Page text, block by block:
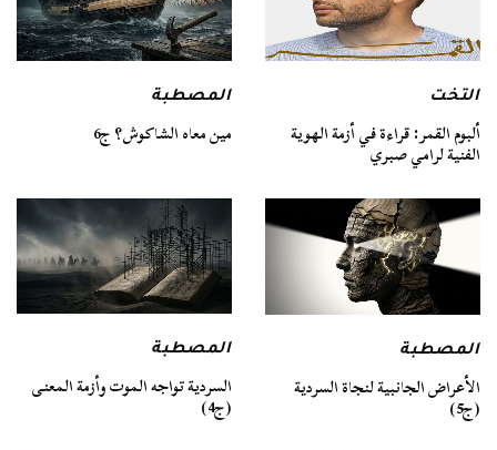
التخت
ألبوم القمر: قراءة في أزمة الهوية
الفنية لرامي صبري
المصطبة
مين معاه الشاكوش؟ ج6
المصطبة
الأعراض الجانبية لنجاة السردية
(ج5)
المصطبة
السردية تواجه الموت وأزمة المعنى
(ج4)